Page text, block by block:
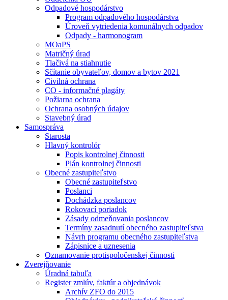
Odpadové hospodárstvo
Program odpadového hospodárstva
Úroveň vytriedenia komunálnych odpadov
Odpady - harmonogram
MOaPS
Matričný úrad
Tlačivá na stiahnutie
Sčítanie obyvateľov, domov a bytov 2021
Civilná ochrana
CO - informačné plagáty
Požiarna ochrana
Ochrana osobných údajov
Stavebný úrad
Samospráva
Starosta
Hlavný kontrolór
Popis kontrolnej činnosti
Plán kontrolnej činnosti
Obecné zastupiteľstvo
Obecné zastupiteľstvo
Poslanci
Dochádzka poslancov
Rokovací poriadok
Zásady odmeňovania poslancov
Termíny zasadnutí obecného zastupiteľstva
Návrh programu obecného zastupiteľstva
Zápisnice a uznesenia
Oznamovanie protispoločenskej činnosti
Zverejňovanie
Úradná tabuľa
Register zmlúv, faktúr a objednávok
Archív ZFO do 2015